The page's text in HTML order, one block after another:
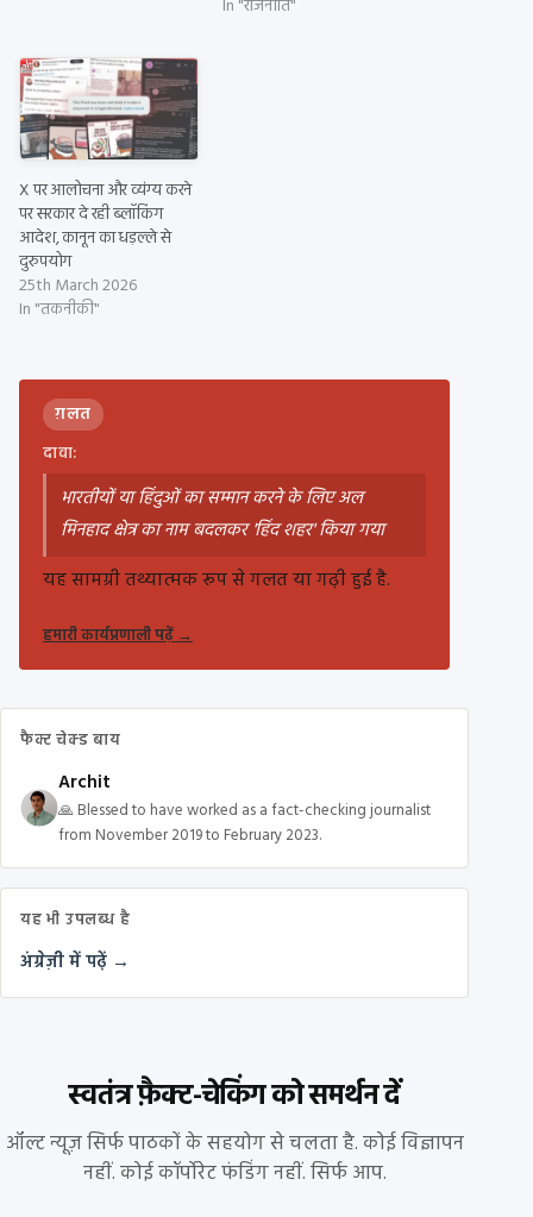
In "राजनीति"
X पर आलोचना और व्यंग्य करने
पर सरकार दे रही ब्लॉकिंग
आदेश, कानून का धड़ल्ले से
दुरुपयोग
25th March 2026
In "तकनीकी"
ग़लत
दावा:
भारतीयों या हिंदुओं का सम्मान करने के लिए अल
मिनहाद क्षेत्र का नाम बदलकर 'हिंद शहर' किया गया
यह सामग्री तथ्यात्मक रूप से गलत या गढ़ी हुई है.
हमारी कार्यप्रणाली पढ़ें→
फैक्ट चेक्ड बाय
Archit
🙏 Blessed to have worked as a fact-checking journalist
from November 2019 to February 2023.
यह भी उपलब्ध है
अंग्रेज़ी में पढ़ें →
स्वतंत्र फ़ैक्ट-चेकिंग को समर्थन दें
ऑल्ट न्यूज़ सिर्फ पाठकों के सहयोग से चलता है. कोई विज्ञापन
नहीं. कोई कॉर्पोरेट फंडिंग नहीं. सिर्फ आप.